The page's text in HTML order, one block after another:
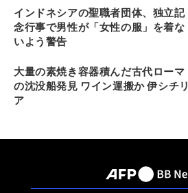
インドネシアの聖職者団体、独立記
念行事で男性が「女性の服」を着な
いよう警告
大量の素焼き容器積んだ古代ローマ
の沈没船発見 ワイン運搬か 伊シチリ
ア